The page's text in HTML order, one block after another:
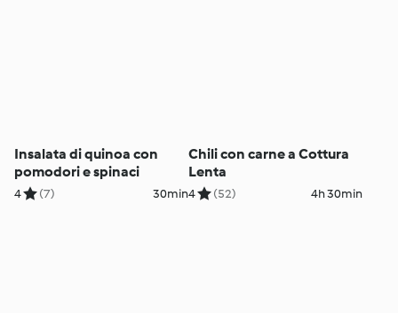
Insalata di quinoa con
pomodori e spinaci
4 (7) 30min
Chili con carne a Cottura
Lenta
4 (52) 4h 30min